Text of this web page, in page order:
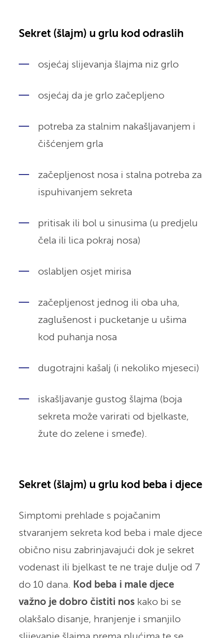
Sekret (šlajm) u grlu kod odraslih
osjećaj slijevanja šlajma niz grlo
osjećaj da je grlo začepljeno
potreba za stalnim nakašljavanjem i
čišćenjem grla
začepljenost nosa i stalna potreba za
ispuhivanjem sekreta
pritisak ili bol u sinusima (u predjelu
čela ili lica pokraj nosa)
oslabljen osjet mirisa
začepljenost jednog ili oba uha,
zaglušenost i pucketanje u ušima
kod puhanja nosa
dugotrajni kašalj (i nekoliko mjeseci)
iskašljavanje gustog šlajma (boja
sekreta može varirati od bjelkaste,
žute do zelene i smeđe).
Sekret (šlajm) u grlu kod beba i djece
Simptomi prehlade s pojačanim
stvaranjem sekreta kod beba i male djece
obično nisu zabrinjavajući dok je sekret
vodenast ili bjelkast te ne traje dulje od 7
do 10 dana. Kod beba i male djece
važno je dobro čistiti noskako bi se
olakšalo disanje, hranjenje i smanjilo